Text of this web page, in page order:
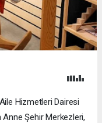
Hizmetleri Dairesi
Şehir Merkezleri,